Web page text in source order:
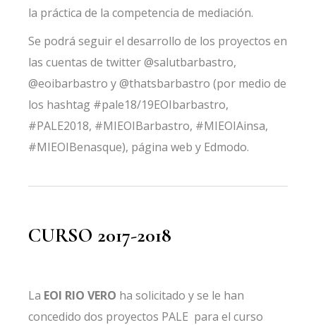
la práctica de la competencia de mediación.
Se podrá seguir el desarrollo de los proyectos en
las cuentas de twitter @salutbarbastro,
@eoibarbastro y @thatsbarbastro (por medio de
los hashtag #pale18/19EOIbarbastro,
#PALE2018, #MIEOIBarbastro, #MIEOIAinsa,
#MIEOIBenasque), página web y Edmodo.
CURSO 2017-2018
La EOI RIO VERO ha solicitado y se le han
concedido dos proyectos PALE para el curso